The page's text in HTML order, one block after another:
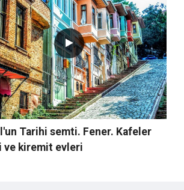
Tarihi semti. Fener. Kafeler
ve kiremit evleri